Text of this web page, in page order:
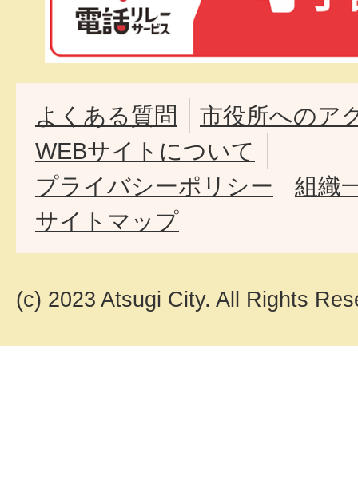
よくある質問
市役所へのア
WEBサイトについて
プライバシーポリシー
組織
サイトマップ
(c) 2023 Atsugi City. All Rights